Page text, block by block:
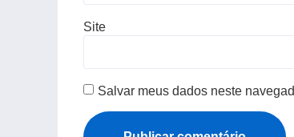
Site
Salvar meus dados neste